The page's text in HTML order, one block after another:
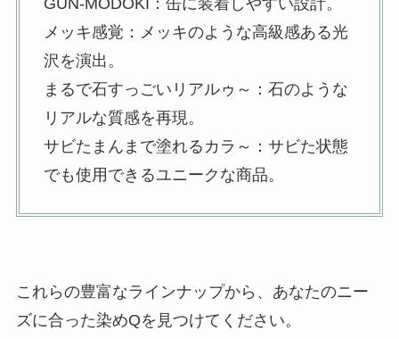
る？
メッキ感覚：メッキのような高級感ある光
沢を演出。
まるで石すっごいリアルゥ～：石のような
リアルな質感を再現。
サビたまんまで塗れるカラ～：サビた状態
でも使用できるユニークな商品。
これらの豊富なラインナップから、あなたのニー
ズに合った染めQを見つけてください。